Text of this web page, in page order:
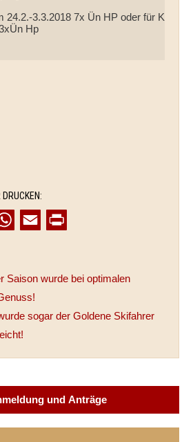
24.2.-3.3.2018 7x Ün HP oder für
Hp
W
t
s
A
i
n
Saison wurde bei optimalen
sogar der Goldene Skifahrer
und Anträge